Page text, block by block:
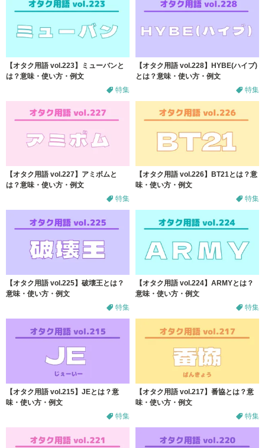
【オタク用語 vol.223】ミューバンと
は？意味・使い方・例文
特集
【オタク用語 vol.228】HYBE(ハイブ)
とは？意味・使い方・例文
特集
【オタク用語 vol.227】アミボムと
は？意味・使い方・例文
特集
【オタク用語 vol.226】BT21とは？意
味・使い方・例文
特集
【オタク用語 vol.225】破壊王とは？
意味・使い方・例文
特集
【オタク用語 vol.224】ARMYとは？
意味・使い方・例文
特集
【オタク用語 vol.215】JEとは？意
味・使い方・例文
特集
【オタク用語 vol.217】番協とは？意
味・使い方・例文
特集